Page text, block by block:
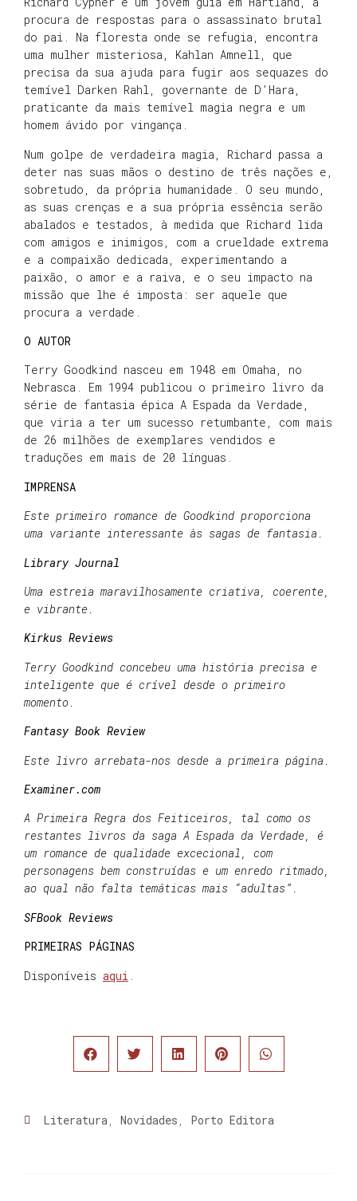
procura de respostas para o assassinato brutal
do pai. Na floresta onde se refugia, encontra
uma mulher misteriosa, Kahlan Amnell, que
precisa da sua ajuda para fugir aos sequazes do
temível Darken Rahl, governante de D’Hara,
praticante da mais temível magia negra e um
homem ávido por vingança.
Num golpe de verdadeira magia, Richard passa a
deter nas suas mãos o destino de três nações e,
sobretudo, da própria humanidade. O seu mundo,
as suas crenças e a sua própria essência serão
abalados e testados, à medida que Richard lida
com amigos e inimigos, com a crueldade extrema
e a compaixão dedicada, experimentando a
paixão, o amor e a raiva, e o seu impacto na
missão que lhe é imposta: ser aquele que
procura a verdade.
O AUTOR
Terry Goodkind nasceu em 1948 em Omaha, no
Nebrasca. Em 1994 publicou o primeiro livro da
série de fantasia épica A Espada da Verdade,
que viria a ter um sucesso retumbante, com mais
de 26 milhões de exemplares vendidos e
traduções em mais de 20 línguas.
IMPRENSA
Este primeiro romance de Goodkind proporciona
uma variante interessante às sagas de fantasia.
Library Journal
Uma estreia maravilhosamente criativa, coerente,
e vibrante.
Kirkus Reviews
Terry Goodkind concebeu uma história precisa e
inteligente que é crível desde o primeiro
momento.
Fantasy Book Review
Este livro arrebata-nos desde a primeira página.
Examiner.com
A Primeira Regra dos Feiticeiros, tal como os
restantes livros da saga A Espada da Verdade, é
um romance de qualidade excecional, com
personagens bem construídas e um enredo ritmado,
ao qual não falta temáticas mais “adultas”.
SFBook Reviews
PRIMEIRAS PÁGINAS
Disponíveis aqui
Literatura, Novidades , Porto Editora